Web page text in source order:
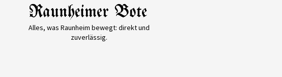
Alles, was Raunheim bewegt: direkt und
zuverlässig.